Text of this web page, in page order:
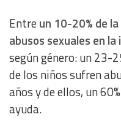
Entreun 10-20% de
abusos sexuales en
según género: un 23-
de los niños sufren
años y de ellos, un
ayuda.